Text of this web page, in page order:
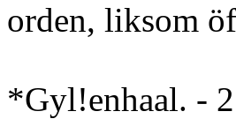
orden, liksom
*Gyl!enhaal. -